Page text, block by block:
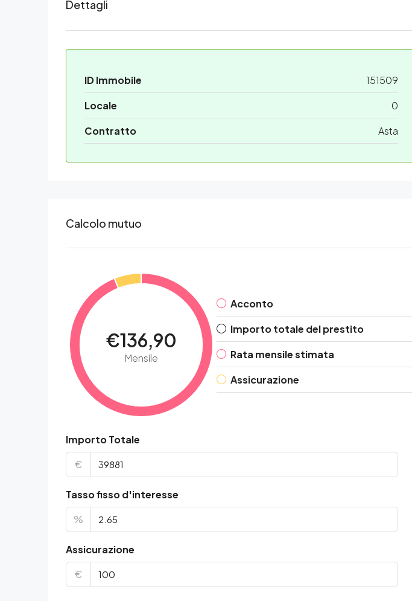
Dettagli
ID Immobile 151509
Locale
0
Contratto
Asta
Calcolo mutuo
€136,90
Mensile
Acconto
Importo totale del prestito
Rata mensile stimata
Assicurazione
Importo Totale
€
Tasso fisso d'interesse
%
Assicurazione
€